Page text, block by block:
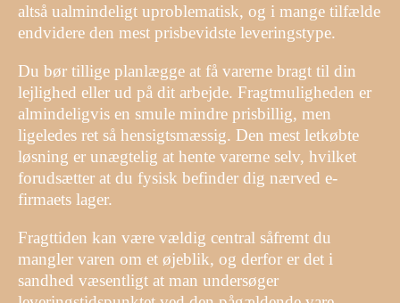
altså ualmindeligt uproblematisk, og i mange tilfælde
endvidere den mest prisbevidste leveringstype.
Du bør tillige planlægge at få varerne bragt til din
lejlighed eller ud på dit arbejde. Fragtmuligheden er
almindeligvis en smule mindre prisbillig, men
ligeledes ret så hensigtsmæssig. Den mest letkøbte
løsning er unægtelig at hente varerne selv, hvilket
forudsætter at du fysisk befinder dig nærved e-
firmaets lager.
Fragttiden kan være vældig central såfremt du
mangler varen om et øjeblik, og derfor er det i
sandhed væsentligt at man undersøger